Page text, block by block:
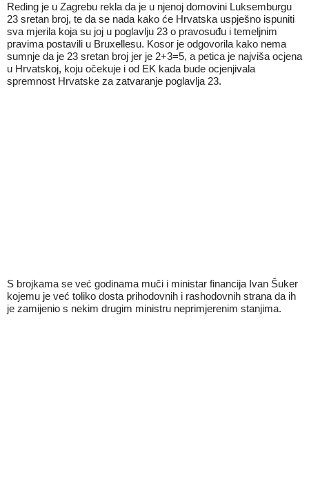
Reding je u Zagrebu rekla da je u njenoj domovini Luksemburgu
23 sretan broj, te da se nada kako će Hrvatska uspješno ispuniti
sva mjerila koja su joj u poglavlju 23 o pravosuđu i temeljnim
pravima postavili u Bruxellesu. Kosor je odgovorila kako nema
sumnje da je 23 sretan broj jer je 2+3=5, a petica je najviša ocjena
u Hrvatskoj, koju očekuje i od EK kada bude ocjenjivala
spremnost Hrvatske za zatvaranje poglavlja 23.
S brojkama se već godinama muči i ministar financija Ivan Šuker
kojemu je već toliko dosta prihodovnih i rashodovnih strana da ih
je zamijenio s nekim drugim ministru neprimjerenim stanjima.